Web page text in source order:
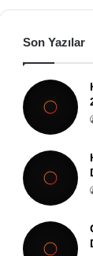
Son Yazılar